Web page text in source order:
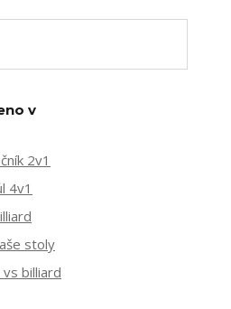
v
2v1
4v1
stoly
vs billiard